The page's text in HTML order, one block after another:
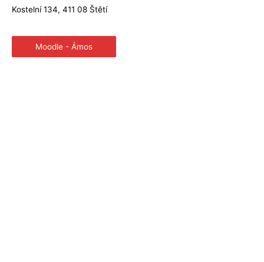
Kostelní 134, 411 08 Štětí
Moodle - Ámos